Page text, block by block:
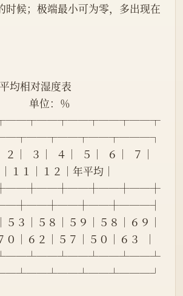
时候；极端最小可为零，多出现在
均相对湿度表
单位：％
２│  ３│  ４│  ５│  ６│  ７│
１１│１２│年平均│
５３│５８│５９│５８│６９│
０│６２│５７│５０│６３  │